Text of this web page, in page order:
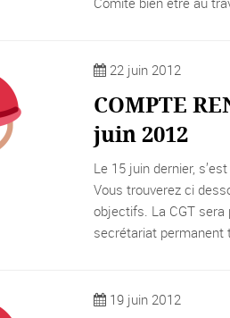
22 juin 2012
COMPTE
juin 2012
Le 15 juin dernier,
Vous trouverez ci
objectifs. La CGT sera
secrétariat permanent
19 juin 2012